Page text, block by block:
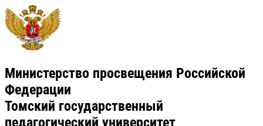
Министерство просвещения Российской
Федерации
Томский государственный
педагогический университет